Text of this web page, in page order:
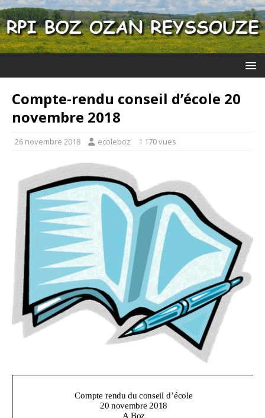
Compte-rendu conseil d’école 20
novembre 2018
26 novembre 2018 ecoleboz 1 170 vues